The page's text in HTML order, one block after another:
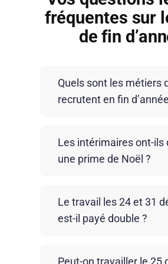
fréquentes sur
de fin
Quels sont les métiers
recrutent en fin
la logistique, la grande
l’industrie et les services. Ils
ventes, préparation de
Les intérimaires ont-ils
une prime de Noël ?
Certaines entreprises
accorder une prime
Le travail les 24 et 31
est-il payé double ?